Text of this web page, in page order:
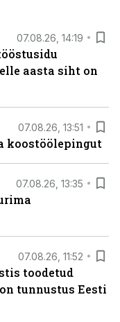
07.08.26, 14:19
aasta siht on
07.08.26, 13:51
koostöölepingut
07.08.26, 13:35
07.08.26, 11:52
toodetud
tunnustus Eesti